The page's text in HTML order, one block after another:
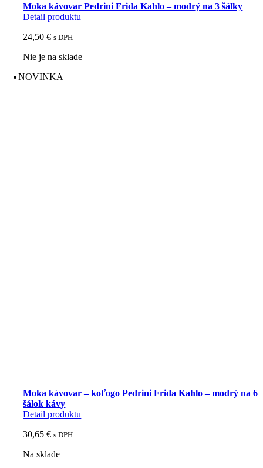
Moka kávovar Pedrini Frida Kahlo – modrý na 3 šálky
Detail produktu
24,50€ s DPH
Nie je na sklade
NOVINKA
Moka kávovar – koťogo Pedrini Frida Kahlo – modrý na 6
šálok kávy
Detail produktu
30,65€ s DPH
Na sklade